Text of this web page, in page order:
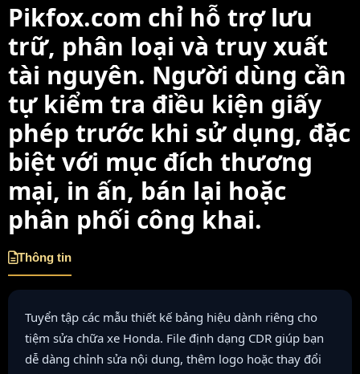
Pikfox.com chỉ hỗ trợ lưu
trữ, phân loại và truy xuất
tài nguyên. Người dùng cần
tự kiểm tra điều kiện giấy
phép trước khi sử dụng, đặc
biệt với mục đích thương
mại, in ấn, bán lại hoặc
phân phối công khai.
Thông tin
Tuyển tập các mẫu thiết kế bảng hiệu dành riêng cho
tiệm sửa chữa xe Honda. File định dạng CDR giúp bạn
dễ dàng chỉnh sửa nội dung, thêm logo hoặc thay đổi